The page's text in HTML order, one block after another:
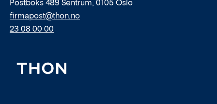
Postboks 489 Sentrum, 0105 Oslo
firmapost@thon.no
23 08 00 00